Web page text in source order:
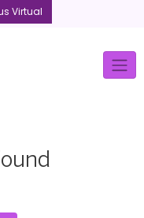
Virtual